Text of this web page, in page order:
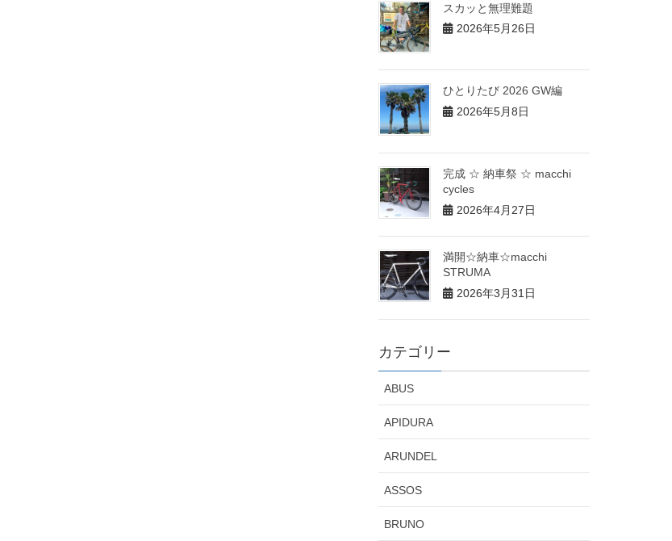
スカッと無理難題
2026年5月26日
ひとりたび 2026 GW編
2026年5月8日
完成 ☆ 納車祭 ☆ macchi
cycles
2026年4月27日
満開☆納車☆macchi
STRUMA
2026年3月31日
カテゴリー
ABUS
APIDURA
ARUNDEL
ASSOS
BRUNO